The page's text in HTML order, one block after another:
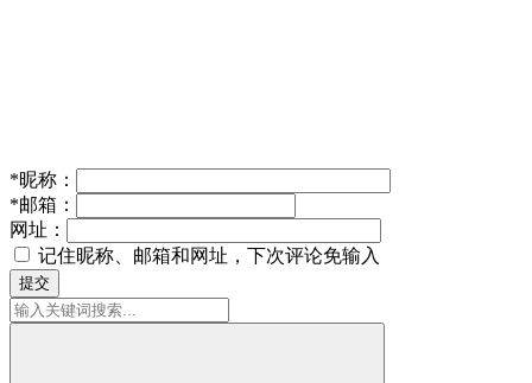
*昵称：
*邮箱：
网址：
记住昵称、邮箱和网址，下次评论免输入
提交